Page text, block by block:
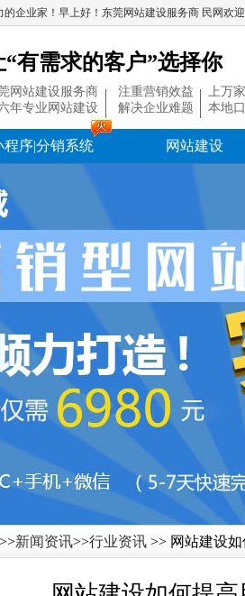
企业家！早上好！东莞网站建设服务商 民网欢迎
“有需求的客户”选择你
网站建设服务商
年专业网站建设
注重营销效益
解决企业难题
上万
本地
程序|分销系统 网站建设
>>新闻资讯>>行业资讯 >> 网站建设